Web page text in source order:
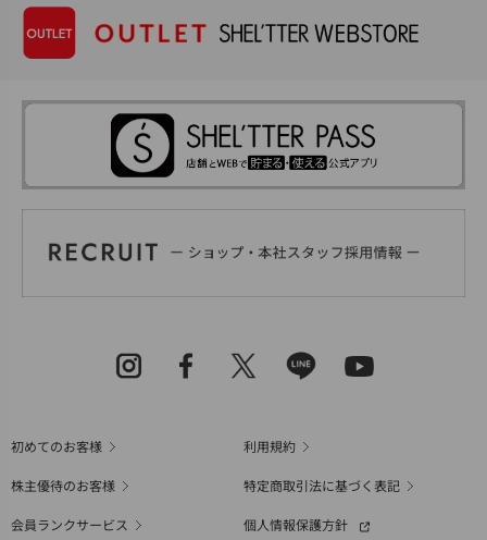
初めてのお客様
利用規約
株主優待のお客様
特定商取引法に基づく表記
会員ランクサービス
個人情報保護方針